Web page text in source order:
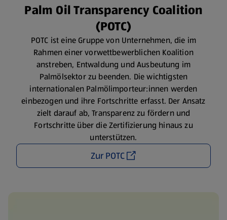
Palm Oil Transparency Coalition
(POTC)
POTC ist eine Gruppe von Unternehmen, die im
Rahmen einer vorwettbewerblichen Koalition
anstreben, Entwaldung und Ausbeutung im
Palmölsektor zu beenden. Die wichtigsten
internationalen Palmölimporteur:innen werden
einbezogen und ihre Fortschritte erfasst. Der Ansatz
zielt darauf ab, Transparenz zu fördern und
Fortschritte über die Zertifizierung hinaus zu
unterstützen.
Zur POTC